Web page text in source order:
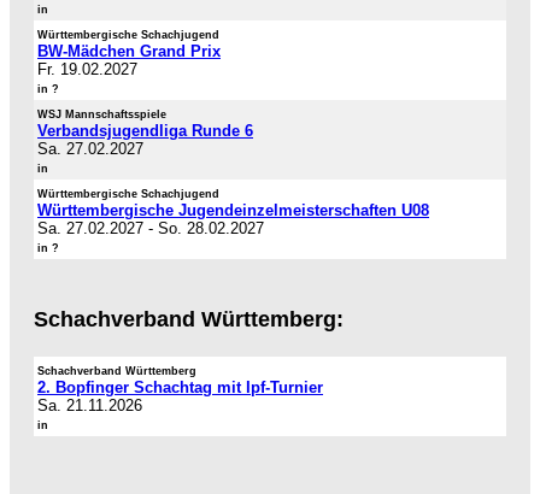
in
Württembergische Schachjugend
BW-Mädchen Grand Prix
Fr. 19.02.2027
in ?
WSJ Mannschaftsspiele
Verbandsjugendliga Runde 6
Sa. 27.02.2027
in
Württembergische Schachjugend
Württembergische Jugendeinzelmeisterschaften U08
Sa. 27.02.2027 - So. 28.02.2027
in ?
Schachverband Württemberg:
Schachverband Württemberg
2. Bopfinger Schachtag mit Ipf-Turnier
Sa. 21.11.2026
in